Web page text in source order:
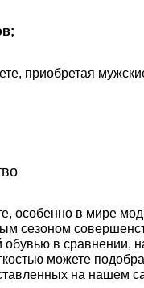
приобретая
особенно в мире
сезоном
в сравнении,
можете
на нашем